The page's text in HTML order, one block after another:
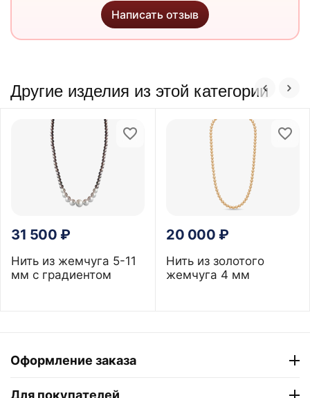
Написать отзыв
Другие изделия из этой категории
31 500 ₽
Нить из жемчуга 5-11
мм с градиентом
20 000 ₽
Нить из золотого
жемчуга 4 мм
Оформление заказа
Для покупателей